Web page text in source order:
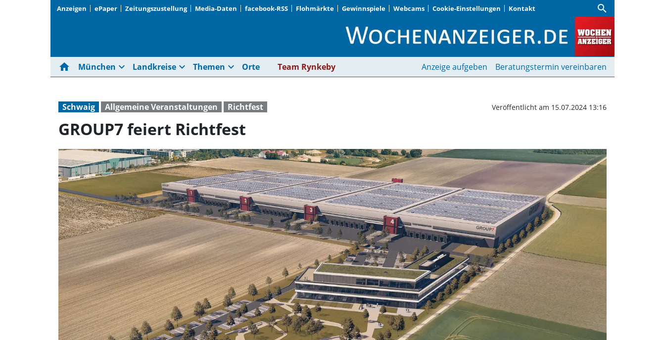
Anzeigen ePaper Zeitungszustellung Media-Daten facebook-RSS Flohmärkte Gewinnspiele Webcams Cookie-Einstellungen Kontakt search
GROUP7 feiert Richtfest | Wochenanzeiger
home München expand_more Landkreise expand_more Themen expand_more Orte Team Rynkeby Anzeige aufgeben Beratungstermin vereinbaren
Schwaig Allgemeine Veranstaltungen Richtfest Veröffentlicht am 15.07.2024 13:16
GROUP7 feiert Richtfest